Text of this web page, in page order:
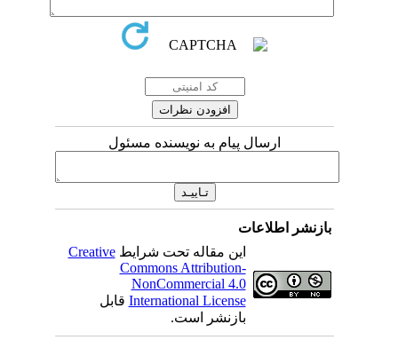
ارسال پیام به نویسنده مسئول
بازنشر اطلاعات
این مقاله تحت شرایطCreative
Commons Attribution-
NonCommercial 4.0
International Licenseقابل
بازنشر است.